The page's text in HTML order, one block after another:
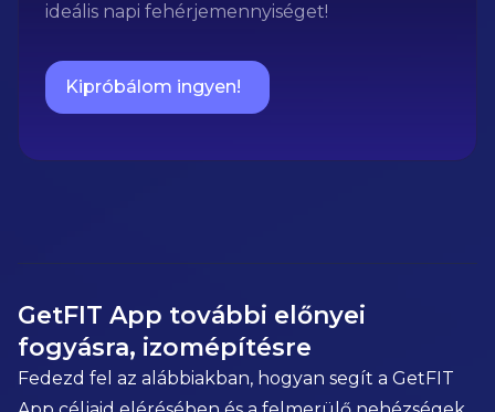
ideális napi fehérjemennyiséget!
Kipróbálom ingyen!
GetFIT App további előnyei
fogyásra, izomépítésre
Fedezd fel az alábbiakban, hogyan segít a GetFIT